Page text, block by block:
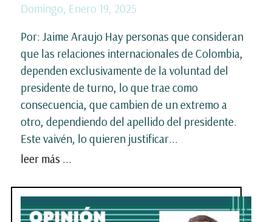
Domingo, Enero 19, 2025
Por: Jaime Araujo Hay personas que consideran
que las relaciones internacionales de Colombia,
dependen exclusivamente de la voluntad del
presidente de turno, lo que trae como
consecuencia, que cambien de un extremo a
otro, dependiendo del apellido del presidente.
Este vaivén, lo quieren justificar...
leer más ...